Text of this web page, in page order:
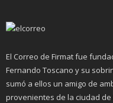
El Correo de Firmat fue
Fernando Toscano y su
sumó a ellos un amigo de
provenientes de la ciudad de